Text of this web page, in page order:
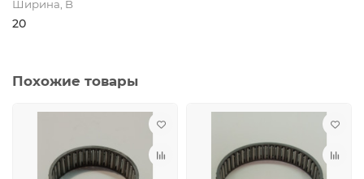
Ширина, B
20
Похожие товары